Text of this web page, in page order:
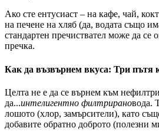
Ако сте ентусиаст – на кафе, чай,
на печене на хляб (да, водата също
стандартен пречиствател може да се
пречка.
Как да възвърнем вкуса: Три пътя
Целта не е да се върнем към
да...интелигентно филтрирановода.
лошото (хлор, замърсители), като
добавите обратно доброто (полезни